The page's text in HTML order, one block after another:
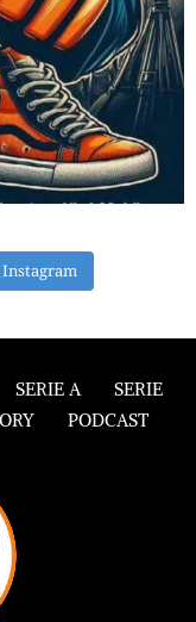
Instagram
SERIE A
SERIE
PODCAST